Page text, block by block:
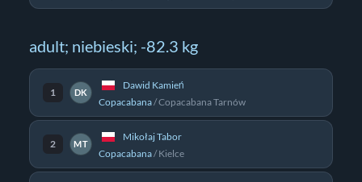
adult; niebieski; -82.3 kg
1 DK
Dawid Kamień
Copacabana/Copacabana Tarnów
2 MT
Mikołaj Tabor
Copacabana/Kielce